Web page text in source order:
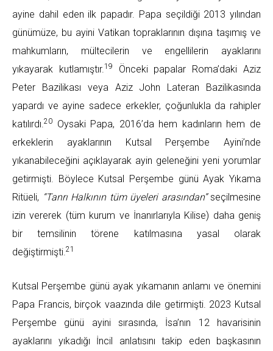
ayine dahil eden ilk papadır. Papa seçildiği 2013 yılından
günümüze, bu ayini Vatikan topraklarının dışına taşımış ve
mahkumların, mültecilerin ve engellilerin ayaklarını
yıkayarak kutlamıştır.19
Önceki papalar Roma’daki Aziz
Peter Bazilikası veya Aziz John Lateran Bazilikasında
yapardı ve ayine sadece erkekler, çoğunlukla da rahipler
katılırdı.20
Oysaki Papa, 2016’da hem kadınların hem de
erkeklerin ayaklarının Kutsal Perşembe Ayini’nde
yıkanabileceğini açıklayarak ayin geleneğini yeni yorumlar
getirmişti. Böylece Kutsal Perşembe günü Ayak Yıkama
Ritüeli, “Tanrı Halkının tüm üyeleri arasından”seçilmesine
izin vererek (tüm kurum ve İnanırlarıyla Kilise) daha geniş
bir temsilinin törene katılmasına yasal olarak
değiştirmişti.21
Kutsal Perşembe günü ayak yıkamanın anlamı ve önemini
Papa Francis, birçok vaazında dile getirmişti. 2023 Kutsal
Perşembe günü ayini sırasında, İsa’nın 12 havarisinin
ayaklarını yıkadığı İncil anlatısını takip eden başkasının